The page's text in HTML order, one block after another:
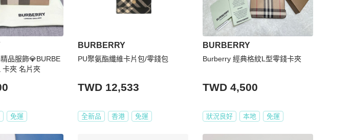
品服飾💎BURBE
卡夾 名片夾
免運
BURBERRY
PU聚氨酯纖維卡片包/零錢包
TWD 12,533
全新品 香港 免運
BURBERRY
Burberry 經典格紋L型零錢卡夾
TWD 4,500
狀況良好 本地 免運